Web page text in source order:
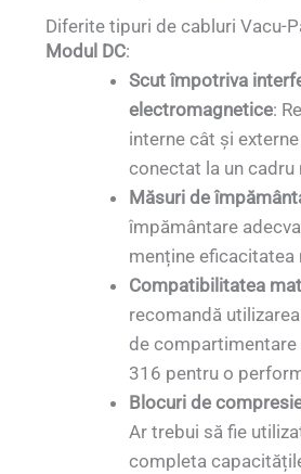
Diferite tipuri de cabluri Vacu-
Modul DC:
Scut împotriva
electromagnetice:
interne cât și
conectat la un cadru
Măsuri de
împământare
menține eficacitatea
Compatibilitatea
recomandă
de compartimentare
316 pentru o
Blocuri de
Ar trebui să fie
completa